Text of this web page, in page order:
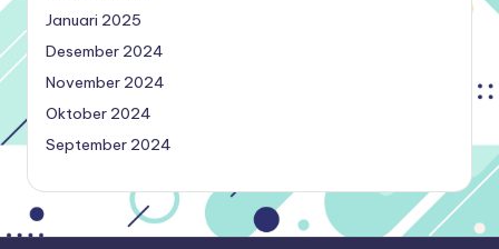
Januari 2025
Desember 2024
November 2024
Oktober 2024
September 2024